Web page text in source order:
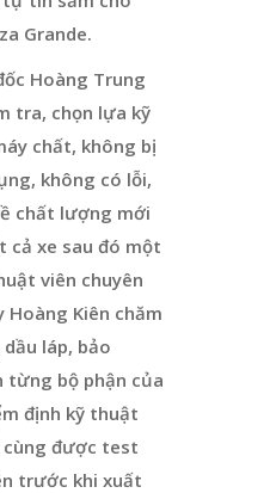
Grande.
Hoàng Trung
tra, chọn lựa kỹ
chất, không bị
không có lỗi,
chất lượng mới
cả xe sau đó một
viên chuyên
Hoàng Kiên chăm
láp, bảo
bộ phận của
định kỹ thuật
được test
trước khi xuất